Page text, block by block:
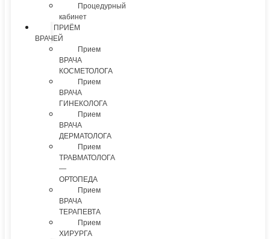
Процедурный
кабинет
ПРИЁМ
ВРАЧЕЙ
Прием
ВРАЧА
КОСМЕТОЛОГА
Прием
ВРАЧА
ГИНЕКОЛОГА
Прием
ВРАЧА
ДЕРМАТОЛОГА
Прием
ТРАВМАТОЛОГА
—
ОРТОПЕДА
Прием
ВРАЧА
ТЕРАПЕВТА
Прием
ХИРУРГА